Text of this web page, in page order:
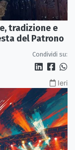
tradizione e
del Patrono
Condividi su:
Ieri